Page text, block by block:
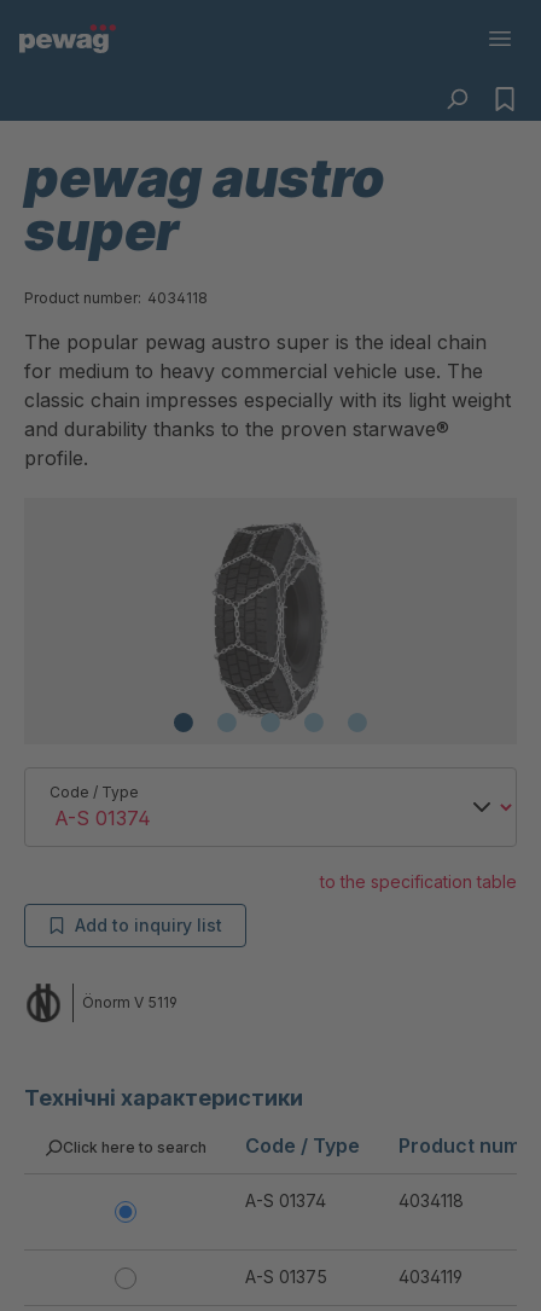
Технічні характеристики
Click here to search Code / Type Product
A-S 01374 4034118
A-S 01375 4034119
pewag austro
super
Product number: 4034118
The popular pewag austro super is the ideal chain
for medium to heavy commercial vehicle use. The
classic chain impresses especially with its light weight
and durability thanks to the proven starwave®
profile.
Code / Type
to the specification table
Add to inquiry list
Önorm V 5119